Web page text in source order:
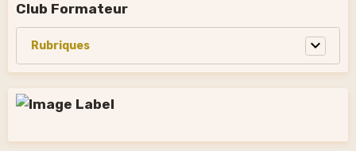
Club Formateur